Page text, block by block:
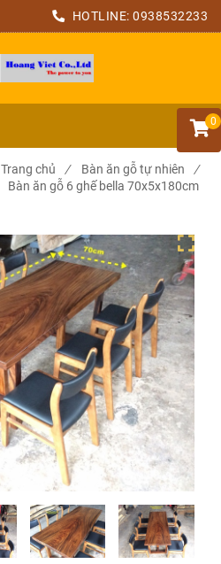
HOTLINE: 0938532233
0
Trang chủ / Bàn ăn gỗ tự nhiên
/
Bàn ăn gỗ 6 ghế bella 70x5x180cm